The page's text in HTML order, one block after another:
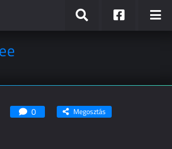
0 Megosztás